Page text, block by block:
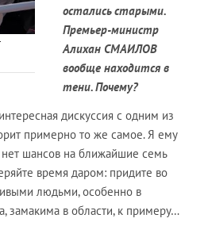
остались старыми.
Премьер-министр
Алихан СМАИЛОВ
вообще находится в
тени. Почему?
дискуссия с одним из
примерно то же самое. Я ему
нет шансов на ближайшие семь
время даром: придите во
людьми, особенно в
замакима в области, к примеру…